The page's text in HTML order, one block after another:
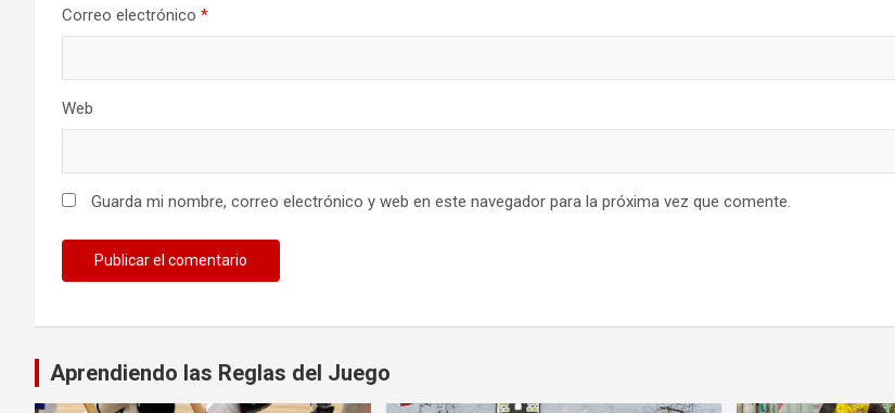
Correo electrónico *
Web
Guarda mi nombre, correo electrónico y web en este navegador para la próxima vez que comente.
Aprendiendo las Reglas del Juego